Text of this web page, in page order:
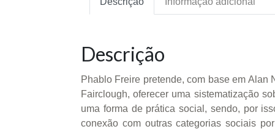
Descrição
Phablo Freire pretende, com base em
Fairclough, oferecer uma sistematização
uma forma de prática social, sendo, por
conexão com outras categorias sociais